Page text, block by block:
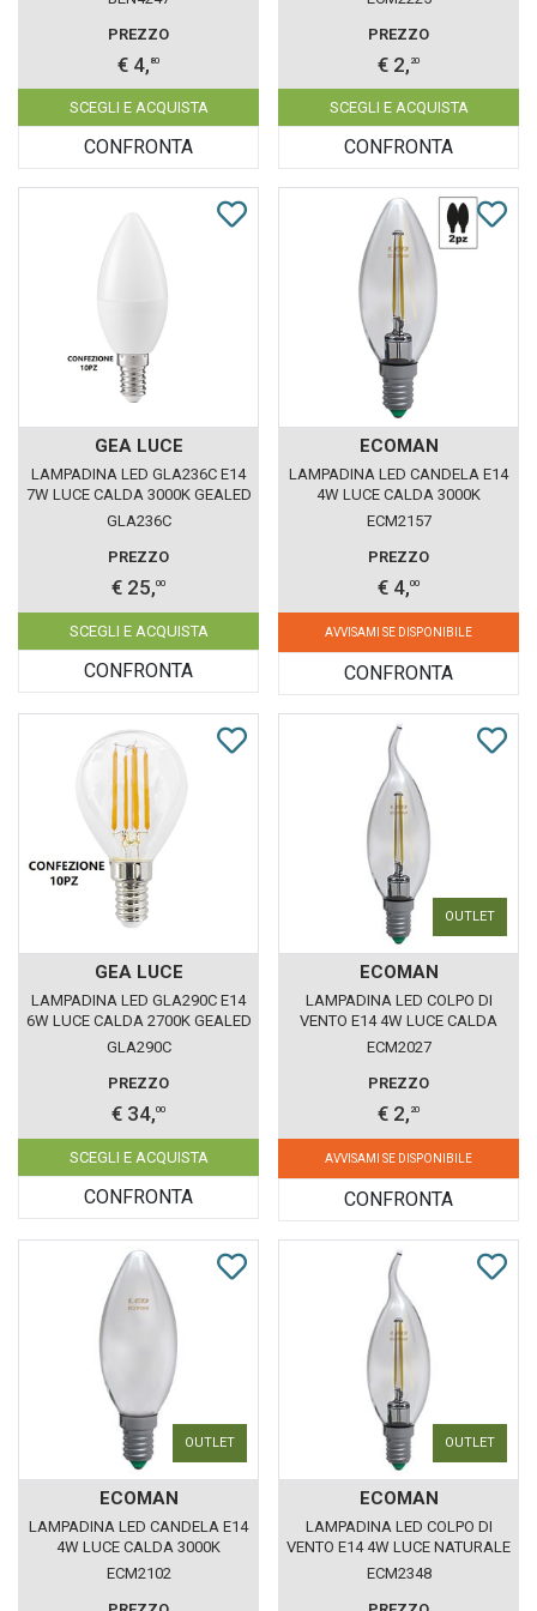
PREZZO
€ 4, 80
SCEGLI E ACQUISTA
CONFRONTA
PREZZO
€ 2, 20
SCEGLI E ACQUISTA
CONFRONTA
GEA LUCE
LAMPADINA LED GLA236C E14
7W LUCE CALDA 3000K GEALED
BOX 10 PEZZI
GLA236C
PREZZO
€ 25,00
SCEGLI E ACQUISTA
CONFRONTA
ECOMAN
LAMPADINA LED CANDELA E14
4W LUCE CALDA 3000K
ECOMAN VETRO TRASPARENTE
ECM2157
PREZZO
€ 4,00
AVVISAMI SE DISPONIBILE
CONFRONTA
GEA LUCE
LAMPADINA LED GLA290C E14
6W LUCE CALDA 2700K GEALED
BOX 10 PEZZI
GLA290C
PREZZO
€ 34,00
SCEGLI E ACQUISTA
CONFRONTA
OUTLET
ECOMAN
LAMPADINA LED COLPO DI
VENTO E14 4W LUCE CALDA
3000K ECOMAN VETRO
ECM2027
PREZZO
€ 2, 20
AVVISAMI SE DISPONIBILE
CONFRONTA
OUTLET
ECOMAN
LAMPADINA LED CANDELA E14
4W LUCE CALDA 3000K
ECOMAN VETRO GHIACCIO
ECM2102
OUTLET
ECOMAN
LAMPADINA LED COLPO DI
VENTO E14 4W LUCE NATURALE
4000K ECOMAN VETRO
ECM2348